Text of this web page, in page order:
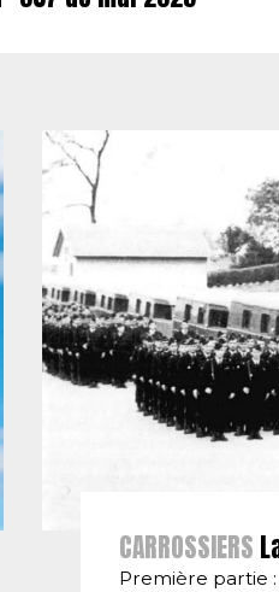
CARROSSIERS
Première partie